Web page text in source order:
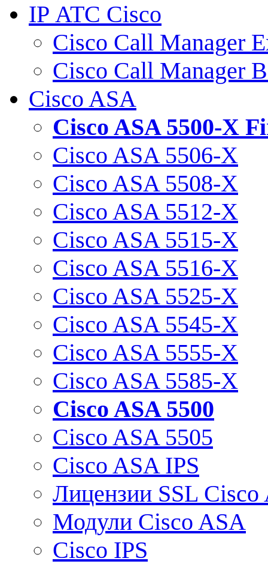
IP АТС Cisco
Cisco Call Manager
Cisco Call Manager
Cisco ASA
Cisco ASA 5500-X
Cisco ASA 5506-X
Cisco ASA 5508-X
Cisco ASA 5512-X
Cisco ASA 5515-X
Cisco ASA 5516-X
Cisco ASA 5525-X
Cisco ASA 5545-X
Cisco ASA 5555-X
Cisco ASA 5585-X
Cisco ASA 5500
Cisco ASA 5505
Cisco ASA IPS
Лицензии SSL Cisco
Модули Cisco ASA
Cisco IPS